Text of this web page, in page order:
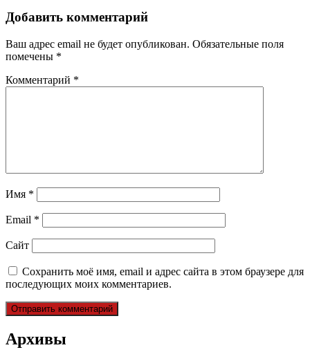
записям
Добавить комментарий
Ваш адрес email не будет опубликован. Обязательные поля
помечены *
Комментарий *
Имя *
Email *
Сайт
Сохранить моё имя, email и адрес сайта в этом браузере для
последующих моих комментариев.
Архивы